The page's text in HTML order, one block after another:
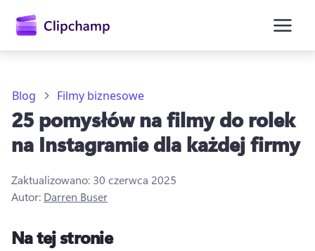
głównej
Zaloguj się
Blog Filmy biznesowe
25 pomysłów na filmy do rolek
na Instagramie dla każdej firmy
Zaktualizowano: 30 czerwca 2025
Autor: Darren Buser
Na tej stronie